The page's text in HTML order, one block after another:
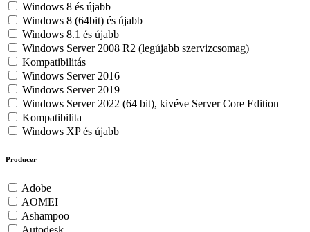
Windows 8 és újabb
Windows 8 (64bit) és újabb
Windows 8.1 és újabb
Windows Server 2008 R2 (legújabb szervizcsomag)
Kompatibilitás
Windows Server 2016
Windows Server 2019
Windows Server 2022 (64 bit), kivéve Server Core Edition
Kompatibilita
Windows XP és újabb
Producer
Adobe
AOMEI
Ashampoo
Autodesk